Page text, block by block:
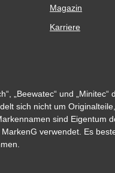
Magazin
Karriere
„Beewatec“ und
sich nicht um
sind Eigentum
verwendet. Es